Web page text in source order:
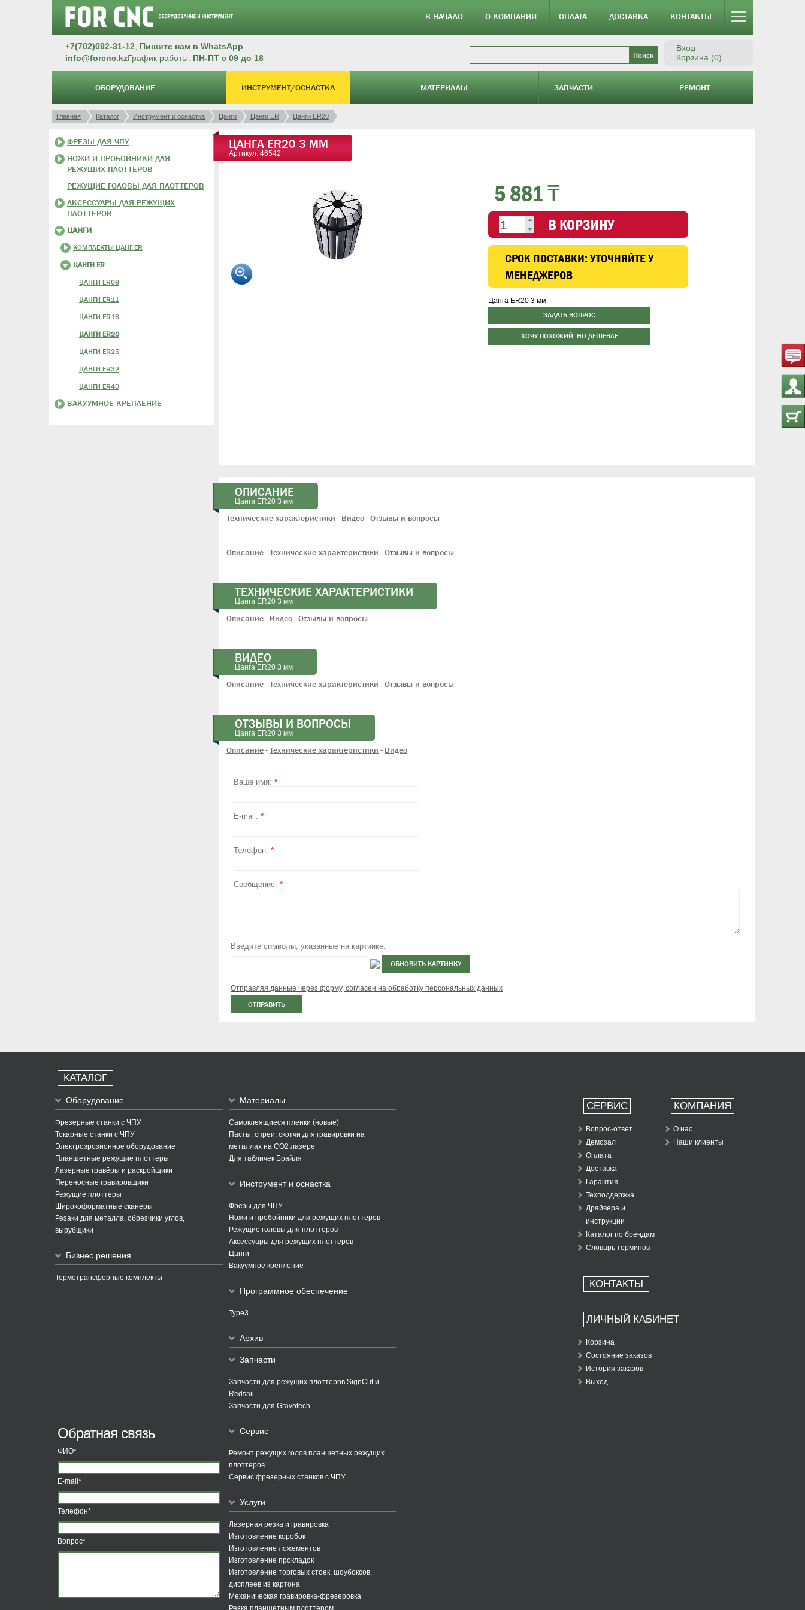
В НАЧАЛО О КОМПАНИИ ОПЛАТА ДОСТАВКА КОНТАКТЫ
+7(702)092-31-12
Пишите нам в WhatsApp
info@forcnc.kzГрафик работы: ПН-ПТ с 09 до 18
Вход
Корзина (0)
ОБОРУДОВАНИЕ ИНСТРУМЕНТ/ОСНАСТКА МАТЕРИАЛЫ ЗАПЧАСТИ РЕМОНТ
Главная Каталог Инструмент и оснастка Цанги Цанги ER Цанги ER20
ФРЕЗЫ ДЛЯ ЧПУ
НОЖИ И ПРОБОЙНИКИ ДЛЯ
РЕЖУЩИХ ПЛОТТЕРОВ
РЕЖУЩИЕ ГОЛОВЫ ДЛЯ ПЛОТТЕРОВ
АКСЕССУАРЫ ДЛЯ РЕЖУЩИХ
ПЛОТТЕРОВ
ЦАНГИ
КОМПЛЕКТЫ ЦАНГ ER
ЦАНГИ ER
ЦАНГИ ER08
ЦАНГИ ER11
ЦАНГИ ER16
ЦАНГИ ER20
ЦАНГИ ER25
ЦАНГИ ER32
ЦАНГИ ER40
ВАКУУМНОЕ КРЕПЛЕНИЕ
ЦАНГА ER20 3 ММ
Артикул: 46542
5 881 ₸
В КОРЗИНУ
CРОК ПОСТАВКИ:УТОЧНЯЙТЕ У
МЕНЕДЖЕРОВ
Цанга ER20 3 мм
ЗАДАТЬ ВОПРОС
ХОЧУ ПОХОЖИЙ, НО ДЕШЕВЛЕ
ОПИСАНИЕ
Цанга ER20 3 мм
Технические характеристики - Видео - Отзывы и вопросы
Описание - Технические характеристики - Отзывы и вопросы
ТЕХНИЧЕСКИЕ ХАРАКТЕРИСТИКИ
Цанга ER20 3 мм
Описание - Видео - Отзывы и вопросы
ВИДЕО
Цанга ER20 3 мм
Описание - Технические характеристики - Отзывы и вопросы
ОТЗЫВЫ И ВОПРОСЫ
Цанга ER20 3 мм
Описание - Технические характеристики - Видео
Ваше имя: *
E-mail: *
Телефон: *
Сообщение: *
Введите символы, указанные на картинке:
Отправляя данные через форму, согласен на обработку персональных данных
КАТАЛОГ
Оборудование
Фрезерные станки с ЧПУ
Токарные станки с ЧПУ
Электроэрозионное оборудование
Планшетные режущие плоттеры
Лазерные гравёры и раскройщики
Переносные гравировщики
Режущие плоттеры
Широкоформатные сканеры
Резаки для металла, обрезчики углов,
вырубщики
Бизнес решения
Термотрансферные комплекты
Материалы
Самоклеящиеся пленки (новые)
Пасты, спреи, скотчи для гравировки на
металлах на CO2 лазере
Для табличек Брайля
Инструмент и оснастка
Фрезы для ЧПУ
Ножи и пробойники для режущих плоттеров
Режущие головы для плоттеров
Аксессуары для режущих плоттеров
Цанги
Вакуумное крепление
Программное обеспечение
Type3
Архив
Запчасти
Запчасти для режущих плоттеров SignCut и
Redsail
Запчасти для Gravotech
Сервис
Ремонт режущих голов планшетных режущих
плоттеров
Сервис фрезерных станков с ЧПУ
Услуги
Лазерная резка и гравировка
Изготовление коробок
Изготовление ложементов
Изготовление прокладок
Изготовление торговых стоек, шоубоксов,
дисплеев из картона
Механическая гравировка-фрезеровка
Резка планшетным плоттером
Обратная связь
ФИО*
E-mail*
Телефон*
Вопрос*
СЕРВИС
Вопрос-ответ
Демозал
Оплата
Доставка
Гарантия
Техподдержка
Драйвера и
инструкции
Каталог по брендам
Словарь терминов
КОМПАНИЯ
О нас
Наши клиенты
КОНТАКТЫ
ЛИЧНЫЙ КАБИНЕТ
Корзина
Состояние заказов
История заказов
Выход